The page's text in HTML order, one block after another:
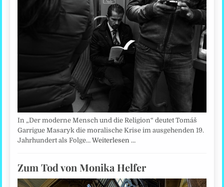
In „Der moderne Mensch und die Religion“ deutet Tomáš
Garrigue Masaryk die moralische Krise im ausgehenden 19.
Jahrhundert als Folge…Weiterlesen …
Zum Tod von Monika Helfer